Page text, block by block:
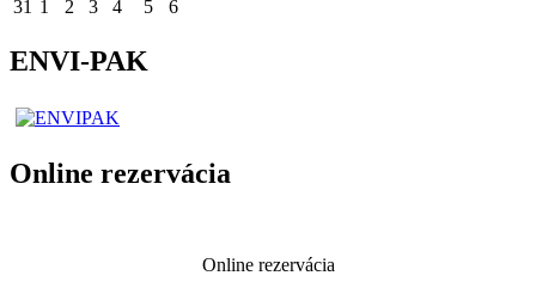
31 1 2 3 4 5 6
ENVI-PAK
Online rezervácia
Online rezervácia